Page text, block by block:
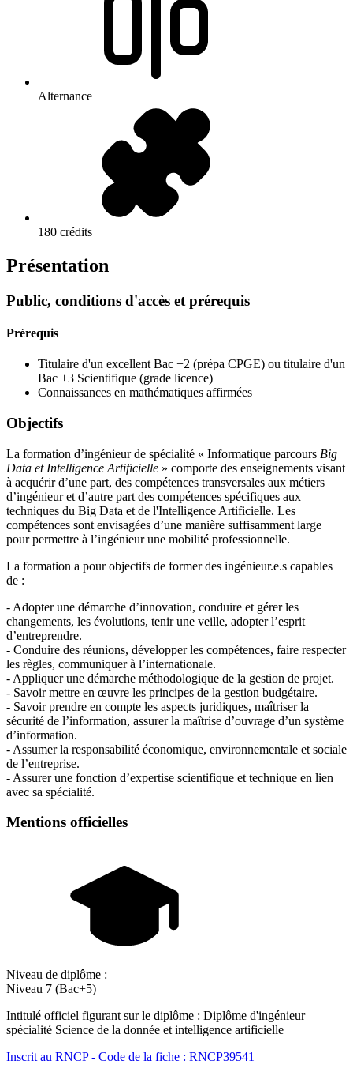
Alternance
180 crédits
Présentation
Public, conditions d'accès et prérequis
Prérequis
Titulaire d'un excellent Bac +2 (prépa CPGE) ou titulaire d'un
Bac +3 Scientifique (grade licence)
Connaissances en mathématiques affirmées
Objectifs
La formation d’ingénieur de spécialité « Informatique parcours Big
Data et Intelligence Artificielle » comporte des enseignements visant
à acquérir d’une part, des compétences transversales aux métiers
d’ingénieur et d’autre part des compétences spécifiques aux
techniques du Big Data et de l'Intelligence Artificielle. Les
compétences sont envisagées d’une manière suffisamment large
pour permettre à l’ingénieur une mobilité professionnelle.
La formation a pour objectifs de former des ingénieur.e.s capables
de :
- Adopter une démarche d’innovation, conduire et gérer les
changements, les évolutions, tenir une veille, adopter l’esprit
d’entreprendre.
- Conduire des réunions, développer les compétences, faire respecter
les règles, communiquer à l’internationale.
- Appliquer une démarche méthodologique de la gestion de projet.
- Savoir mettre en œuvre les principes de la gestion budgétaire.
- Savoir prendre en compte les aspects juridiques, maîtriser la
sécurité de l’information, assurer la maîtrise d’ouvrage d’un système
d’information.
- Assumer la responsabilité économique, environnementale et sociale
de l’entreprise.
- Assurer une fonction d’expertise scientifique et technique en lien
avec sa spécialité.
Mentions officielles
Niveau de diplôme :
Niveau 7 (Bac+5)
Intitulé officiel figurant sur le diplôme : Diplôme d'ingénieur
spécialité Science de la donnée et intelligence artificielle
Inscrit au RNCP - Code de la fiche : RNCP39541